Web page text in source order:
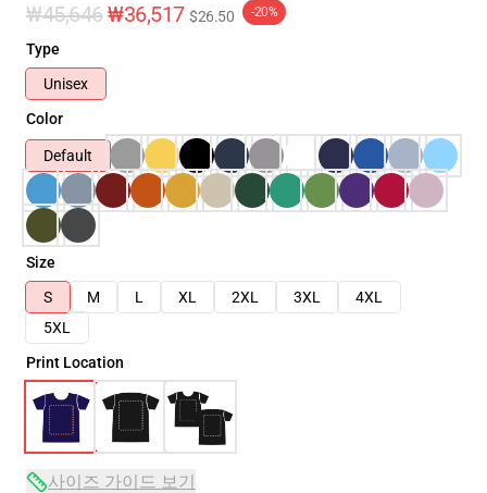
₩45,646₩36,517 $26.50 -20%
Type
Unisex
Color
Default
Size
S
M L XL 2XL 3XL
4XL
5XL
Print Location
사이즈 가이드 보기